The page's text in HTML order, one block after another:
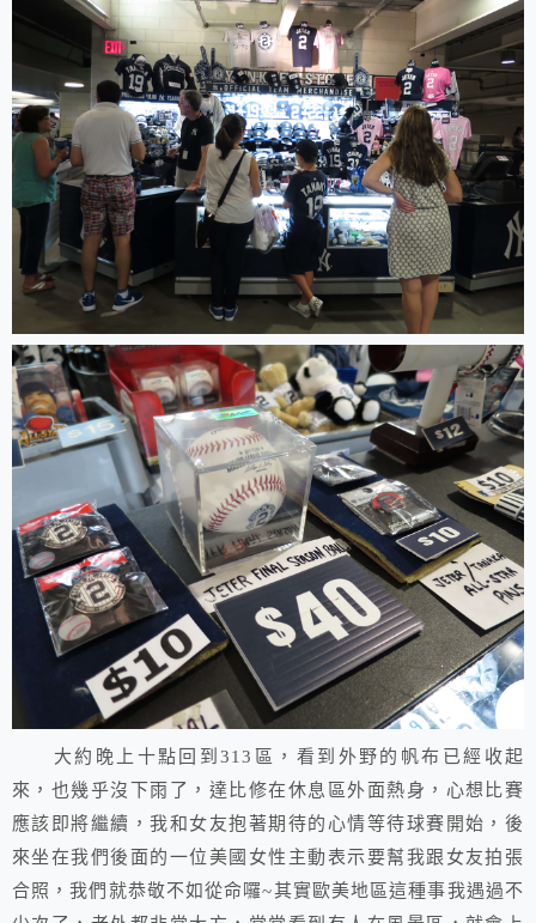
大約晚上十點回到313區，看到外野的帆布已經收起
來，也幾乎沒下雨了，達比修在休息區外面熱身，心想比賽
應該即將繼續，我和女友抱著期待的心情等待球賽開始，後
來坐在我們後面的一位美國女性主動表示要幫我跟女友拍張
合照，我們就恭敬不如從命囉~其實歐美地區這種事我遇過不